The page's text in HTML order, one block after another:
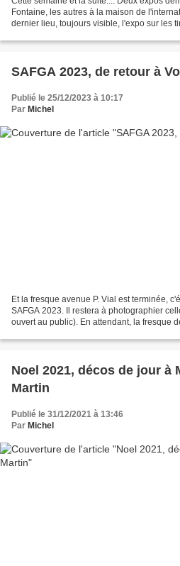
Fontaine, les autres à la maison de
dernier lieu, toujours visible, l'expo sur les
SAFGA 2023, de retour à
Publié le 25/12/2023 à 10:17
Par Michel
Et la fresque avenue P. Vial est terminée,
SAFGA 2023. Il restera à photographier
ouvert au public). En attendant, la fresque
Noel 2021, décos de jour à
Martin
Publié le 31/12/2021 à 13:46
Par Michel